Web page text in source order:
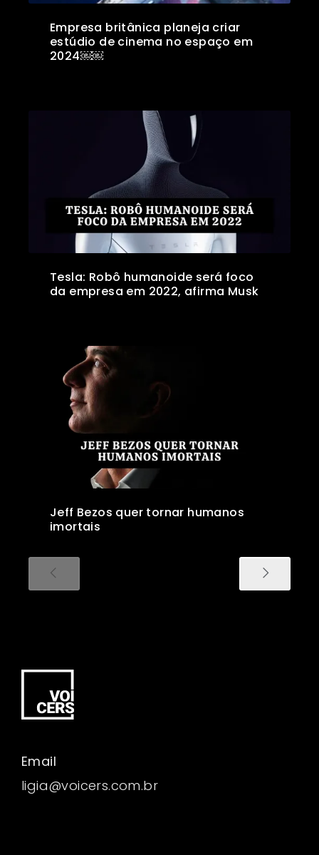
Empresa britânica planeja criar
estúdio de cinema no espaço em
2024￼￼
Tesla: Robô humanoide será foco
da empresa em 2022, afirma Musk
Jeff Bezos quer tornar humanos
imortais
Email
ligia@voicers.com.br